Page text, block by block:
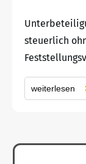
steuerlich
weiterlesen